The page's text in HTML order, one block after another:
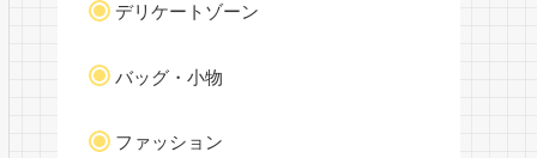
デリケートゾーン
バッグ・小物
ファッション